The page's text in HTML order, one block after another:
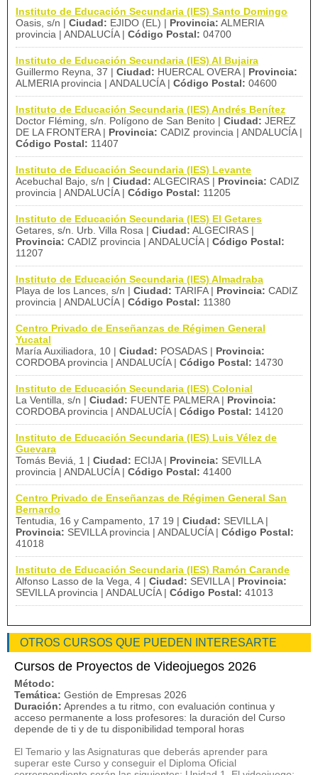
Instituto de Educación Secundaria (IES) Santo Domingo
Oasis, s/n | Ciudad: EJIDO (EL) | Provincia: ALMERIA
provincia | ANDALUCÍA | Código Postal: 04700
Instituto de Educación Secundaria (IES) Al Bujaira
Guillermo Reyna, 37 | Ciudad: HUERCAL OVERA | Provincia:
ALMERIA provincia | ANDALUCÍA | Código Postal: 04600
Instituto de Educación Secundaria (IES) Andrés Benítez
Doctor Fléming, s/n. Polígono de San Benito | Ciudad: JEREZ
DE LA FRONTERA | Provincia: CADIZ provincia | ANDALUCÍA |
Código Postal: 11407
Instituto de Educación Secundaria (IES) Levante
Acebuchal Bajo, s/n | Ciudad: ALGECIRAS | Provincia: CADIZ
provincia | ANDALUCÍA | Código Postal: 11205
Instituto de Educación Secundaria (IES) El Getares
Getares, s/n. Urb. Villa Rosa | Ciudad: ALGECIRAS |
Provincia: CADIZ provincia | ANDALUCÍA | Código Postal:
11207
Instituto de Educación Secundaria (IES) Almadraba
Playa de los Lances, s/n | Ciudad: TARIFA | Provincia: CADIZ
provincia | ANDALUCÍA | Código Postal: 11380
Centro Privado de Enseñanzas de Régimen General
Yucatal
María Auxiliadora, 10 | Ciudad: POSADAS | Provincia:
CORDOBA provincia | ANDALUCÍA | Código Postal: 14730
Instituto de Educación Secundaria (IES) Colonial
La Ventilla, s/n | Ciudad: FUENTE PALMERA | Provincia:
CORDOBA provincia | ANDALUCÍA | Código Postal: 14120
Instituto de Educación Secundaria (IES) Luis Vélez de
Guevara
Tomás Beviá, 1 | Ciudad: ECIJA | Provincia: SEVILLA
provincia | ANDALUCÍA | Código Postal: 41400
Centro Privado de Enseñanzas de Régimen General San
Bernardo
Tentudia, 16 y Campamento, 17 19 | Ciudad: SEVILLA |
Provincia: SEVILLA provincia | ANDALUCÍA | Código Postal:
41018
Instituto de Educación Secundaria (IES) Ramón Carande
Alfonso Lasso de la Vega, 4 | Ciudad: SEVILLA | Provincia:
SEVILLA provincia | ANDALUCÍA | Código Postal: 41013
OTROS CURSOS QUE PUEDEN INTERESARTE
Cursos de Proyectos de Videojuegos 2026
Método:
Temática: Gestión de Empresas 2026
Duración: Aprendes a tu ritmo, con evaluación continua y
acceso permanente a loss profesores: la duración del Curso
depende de ti y de tu disponibilidad temporal horas
El Temario y las Asignaturas que deberás aprender para
superar este Curso y conseguir el Diploma Oficial